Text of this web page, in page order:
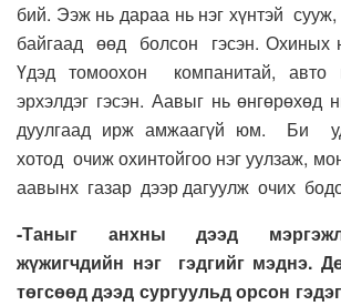
бий. Ээж нь дараа нь нэг хүнтэй
байгаад өөд болсон гэсэн. Охиных
Үдэд томоохон компанитай, авто
эрхэлдэг гэсэн. Аавыг нь өнгөрөхөд
дуулгаад ирж амжаагүй юм. Би
хотод очиж охинтойгоо нэг уулзаж,
аавынх газар дээр дагуулж очих
-Таныг анхны дээд
жүжигчдийн нэг гэдгийг мэднэ.
төгсөөд дээд сургуульд орсон